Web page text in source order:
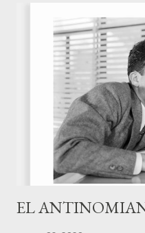
organización del
comunidad israelita:
todos los varones según sus
población patriarcal, nómada
la condición de este pueblo,
aquellos que trataron de
EL